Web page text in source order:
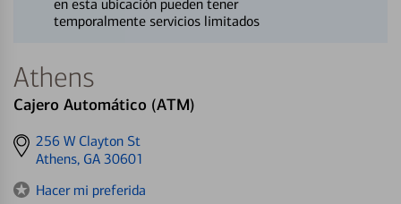
en esta ubicación pueden tener
temporalmente servicios limitados
Athens
Cajero Automático (ATM)
Get
directions
256 W Clayton St
Athens, GA 30601
Hacer mi preferida